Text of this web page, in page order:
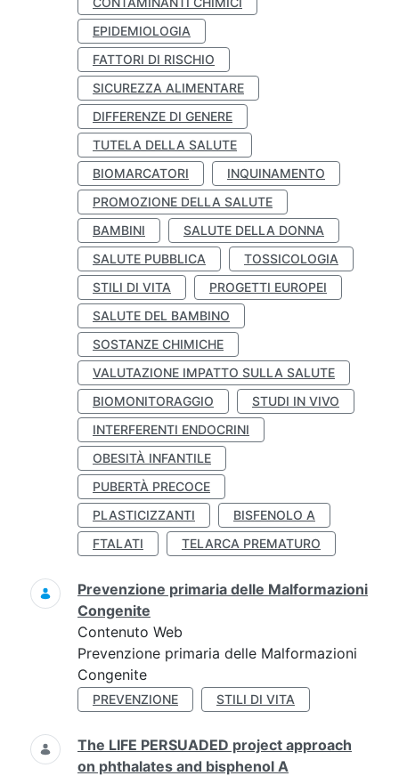
EPIDEMIOLOGIA
FATTORI DI RISCHIO
SICUREZZA ALIMENTARE
DIFFERENZE DI GENERE
TUTELA DELLA SALUTE
BIOMARCATORI
INQUINAMENTO
PROMOZIONE DELLA SALUTE
BAMBINI
SALUTE DELLA DONNA
SALUTE PUBBLICA
TOSSICOLOGIA
STILI DI VITA
PROGETTI EUROPEI
SALUTE DEL BAMBINO
SOSTANZE CHIMICHE
VALUTAZIONE IMPATTO SULLA SALUTE
BIOMONITORAGGIO
STUDI IN VIVO
INTERFERENTI ENDOCRINI
OBESITÀ INFANTILE
PUBERTÀ PRECOCE
PLASTICIZZANTI
BISFENOLO A
FTALATI
TELARCA PREMATURO
Prevenzione primaria delle Malformazioni
Congenite
Contenuto Web
Prevenzione primaria delle Malformazioni
Congenite
PREVENZIONE STILI DI VITA
The LIFE PERSUADED project approach
on phthalates and bisphenol A